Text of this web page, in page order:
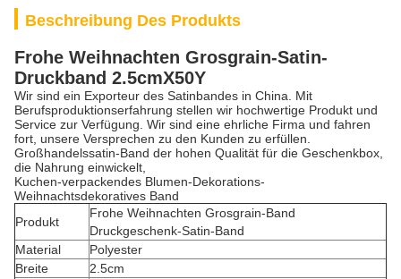
Beschreibung Des Produkts
Frohe Weihnachten Grosgrain-Satin-
Druckband 2.5cmX50Y
Wir sind ein Exporteur des Satinbandes in China. Mit
Berufsproduktionserfahrung stellen wir hochwertige Produkt und
Service zur Verfügung. Wir sind eine ehrliche Firma und fahren
fort, unsere Versprechen zu den Kunden zu erfüllen.
Großhandelssatin-Band der hohen Qualität für die Geschenkbox,
die Nahrung einwickelt,
Kuchen-verpackendes Blumen-Dekorations-
Weihnachtsdekoratives Band
Produkt
Frohe Weihnachten Grosgrain-Band
Druckgeschenk-Satin-Band
Material
Polyester
Breite
2.5cm